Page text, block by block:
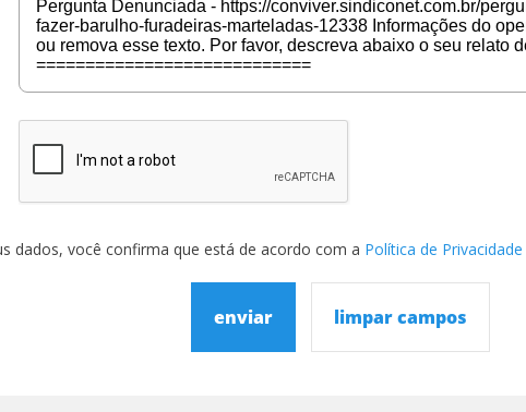
dados, você confirma que está de acordo com a Política de Privacidade
enviar limpar campos